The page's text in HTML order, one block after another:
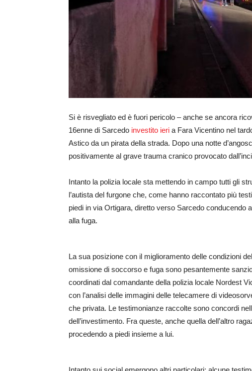
Si è risvegliato ed è fuori pericolo – anche se ancora
16enne di Sarcedo investito ieri a Fara Vicentino nel
Astico da un pirata della strada. Dopo una notte
positivamente al grave trauma cranico provocato
Intanto la polizia locale sta mettendo in campo tutti gli
l’autista del furgone che, come hanno raccontato più
piedi in via Ortigara, diretto verso Sarcedo conducendo
alla fuga.
La sua posizione con il miglioramento delle condizioni
omissione di soccorso e fuga sono pesantemente
coordinati dal comandante della polizia locale Nordest
con l’analisi delle immagini delle telecamere di
che privata. Le testimonianze raccolte sono concordi
dell’investimento. Fra queste, anche quella dell’altro
procedendo a piedi insieme a lui.